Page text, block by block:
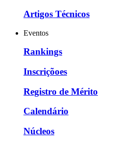
Artigos Técnicos
Eventos
Rankings
Inscriçõoes
Registro de Mérito
Calendário
Núcleos